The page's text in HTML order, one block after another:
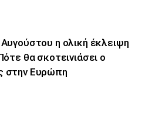
η ολική έκλειψη
θα σκοτεινιάσει ο
στην Ευρώπη